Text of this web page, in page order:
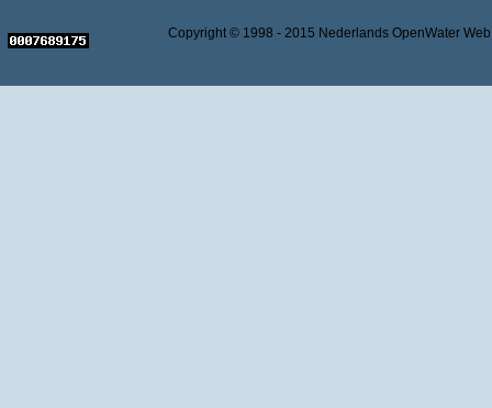
Copyright © 1998 - 2015 Nederlands OpenWater